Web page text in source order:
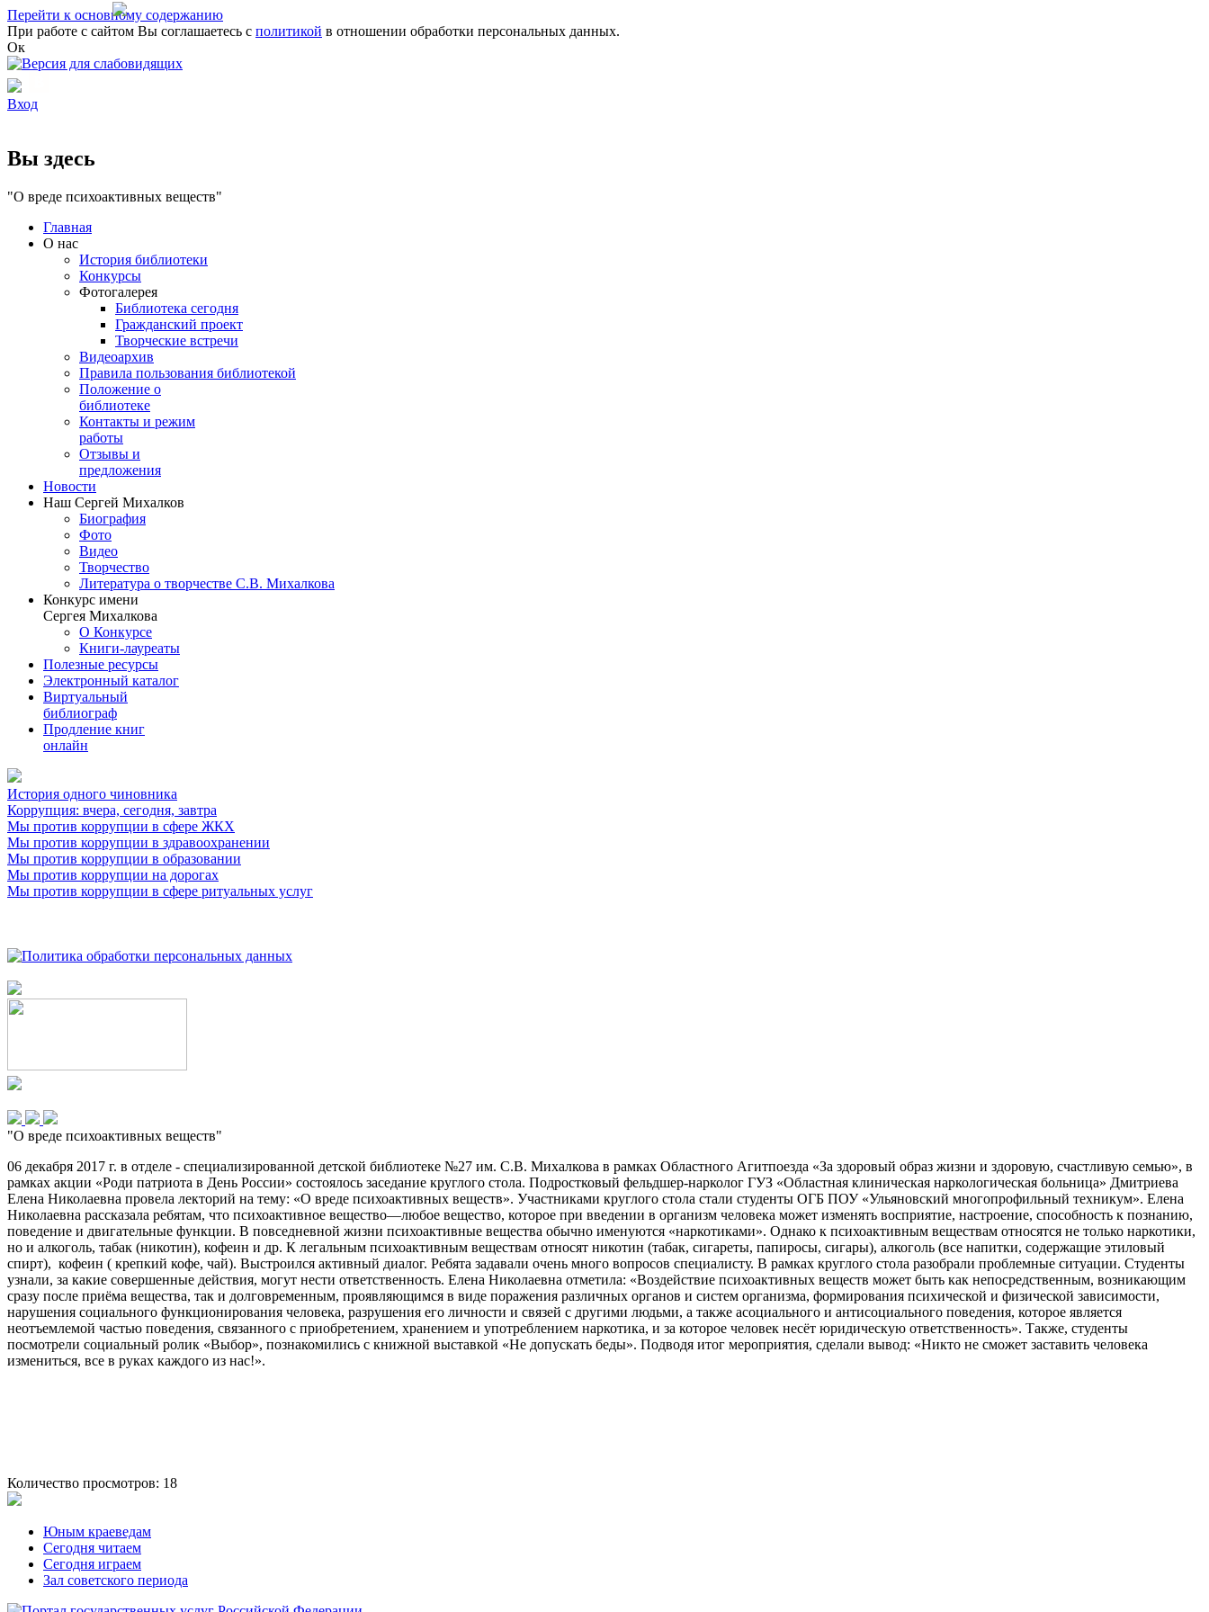
Перейти к основному содержанию
При работе с сайтом Вы соглашаетесь с политикой в отношении обработки персональных данных.
Ок
Вход
Вы здесь
"О вреде психоактивных веществ"
Главная
О нас
История библиотеки
Конкурсы
Фотогалерея
Библиотека сегодня
Гражданский проект
Творческие встречи
Видеоархив
Правила пользования библиотекой
Положение о
библиотеке
Контакты и режим
работы
Отзывы и
предложения
Новости
Наш Сергей Михалков
Биография
Фото
Видео
Творчество
Литература о творчестве С.В. Михалкова
Конкурс имени
Сергея Михалкова
О Конкурсе
Книги-лауреаты
Полезные ресурсы
Электронный каталог
Виртуальный
библиограф
Продление книг
онлайн
История одного чиновника
Коррупция: вчера, сегодня, завтра
Мы против коррупции в сфере ЖКХ
Мы против коррупции в здравоохранении
Мы против коррупции в образовании
Мы против коррупции на дорогах
Мы против коррупции в сфере ритуальных услуг
"О вреде психоактивных веществ"
06 декабря 2017 г. в отделе - специализированной детской библиотеке №27 им. С.В. Михалкова в рамках Областного Агитпоезда «За здоровый образ жизни и здоровую, счастливую семью», в
рамках акции «Роди патриота в День России» состоялось заседание круглого стола. Подростковый фельдшер-нарколог ГУЗ «Областная клиническая наркологическая больница» Дмитриева
Елена Николаевна провела лекторий на тему: «О вреде психоактивных веществ». Участниками круглого стола стали студенты ОГБ ПОУ «Ульяновский многопрофильный техникум». Елена
Николаевна рассказала ребятам, что психоактивное вещество—любое вещество, которое при введении в организм человека может изменять восприятие, настроение, способность к познанию,
поведение и двигательные функции. В повседневной жизни психоактивные вещества обычно именуются «наркотиками». Однако к психоактивным веществам относятся не только наркотики,
но и алкоголь, табак (никотин), кофеин и др. К легальным психоактивным веществам относят никотин (табак, сигареты, папиросы, сигары), алкоголь (все напитки, содержащие этиловый
спирт), кофеин ( крепкий кофе, чай). Выстроился активный диалог. Ребята задавали очень много вопросов специалисту. В рамках круглого стола разобрали проблемные ситуации. Студенты
узнали, за какие совершенные действия, могут нести ответственность. Елена Николаевна отметила: «Воздействие психоактивных веществ может быть как непосредственным, возникающим
сразу после приёма вещества, так и долговременным, проявляющимся в виде поражения различных органов и систем организма, формирования психической и физической зависимости,
нарушения социального функционирования человека, разрушения его личности и связей с другими людьми, а также асоциального и антисоциального поведения, которое является
неотъемлемой частью поведения, связанного с приобретением, хранением и употреблением наркотика, и за которое человек несёт юридическую ответственность». Также, студенты
посмотрели социальный ролик «Выбор», познакомились с книжной выставкой «Не допускать беды». Подводя итог мероприятия, сделали вывод: «Никто не сможет заставить человека
измениться, все в руках каждого из нас!».
Количество просмотров: 18
Юным краеведам
Сегодня читаем
Сегодня играем
Зал советского периода